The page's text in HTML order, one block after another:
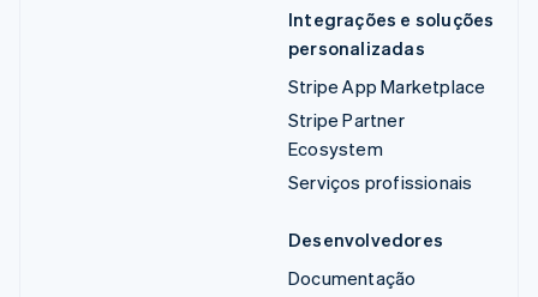
Integrações e soluções
personalizadas
Stripe App Marketplace
Stripe Partner
Ecosystem
Serviços profissionais
Desenvolvedores
Documentação